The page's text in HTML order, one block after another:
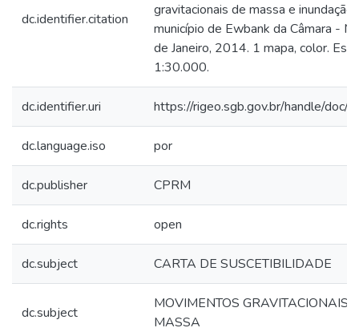
dc.identifier.citation
gravitacionais de massa e inundação:
município de Ewbank da Câmara -
de Janeiro, 2014. 1 mapa, color.
1:30.000.
dc.identifier.uri https://rigeo.sgb.gov.br/handle/doc/
dc.language.iso por
dc.publisher CPRM
dc.rights open
dc.subject CARTA DE SUSCETIBILIDADE
dc.subject
MOVIMENTOS GRAVITACIONAIS
MASSA